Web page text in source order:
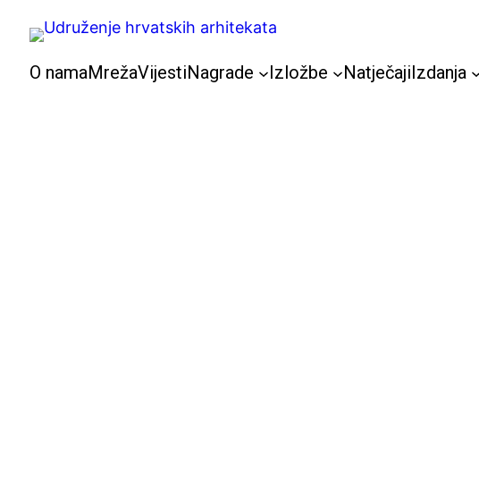
Skoči
sadržaja
O namaMrežaVijestiNagrade Izložbe NatječajiIzdanja